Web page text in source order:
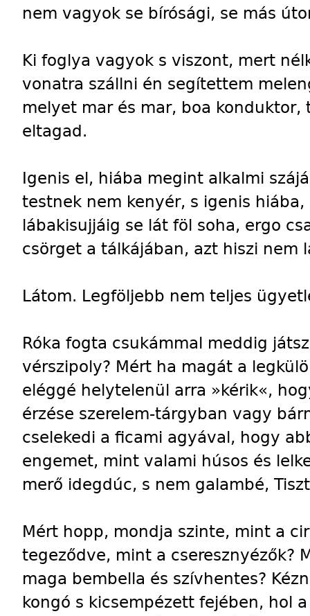
nem vagyok se bírósági, se más
Ki foglya vagyok s viszont, mert
vonatra szállni én segítettem
melyet mar és mar, boa
eltagad.
Igenis el, hiába megint alkalmi
testnek nem kenyér, s igenis
lábakisujjáig se lát föl soha, ergo
csörget a tálkájában, azt hiszi nem
Látom. Legföljebb nem teljes
Róka fogta csukámmal meddig
vérszipoly? Mért ha magát a
eléggé helytelenül arra »kérik«,
érzése szerelem-tárgyban vagy
cselekedi a ficami agyával, hogy
engemet, mint valami húsos és
merő idegdúc, s nem galambé,
Mért hopp, mondja szinte, mint a
tegeződve, mint a cseresznyézők?
maga bembella és szívhentes?
kongó s kicsempézett fejében, hol